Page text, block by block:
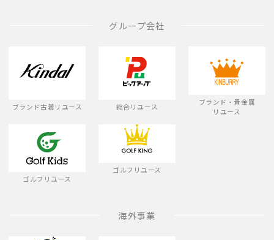
グループ会社
ブランド古着リユース 総合リユース
ブランド・貴金属
リユース
ゴルフリユース
ゴルフリユース
海外事業